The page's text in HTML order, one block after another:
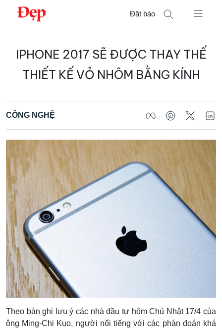
Chuyển
Đặt báo
kiếm
IPHONE 2017 SẼ ĐƯỢC THAY THẾ
THIẾT KẾ VỎ NHÔM BẰNG KÍNH
CÔNG NGHỆ
Theo bản ghi lưu ý các nhà đầu tư hôm Chủ Nhật 17/4 của
ông Ming-Chi Kuo, người nổi tiếng với các phán đoán khá